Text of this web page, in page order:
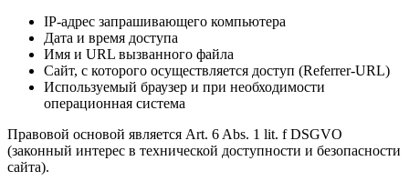
IP-адрес запрашивающего компьютера
Дата и время доступа
Имя и URL вызванного файла
Сайт, с которого осуществляется доступ (Referrer-URL)
Используемый браузер и при необходимости
операционная система
Правовой основой является Art. 6 Abs. 1 lit. f DSGVO
(законный интерес в технической доступности и безопасности
сайта).